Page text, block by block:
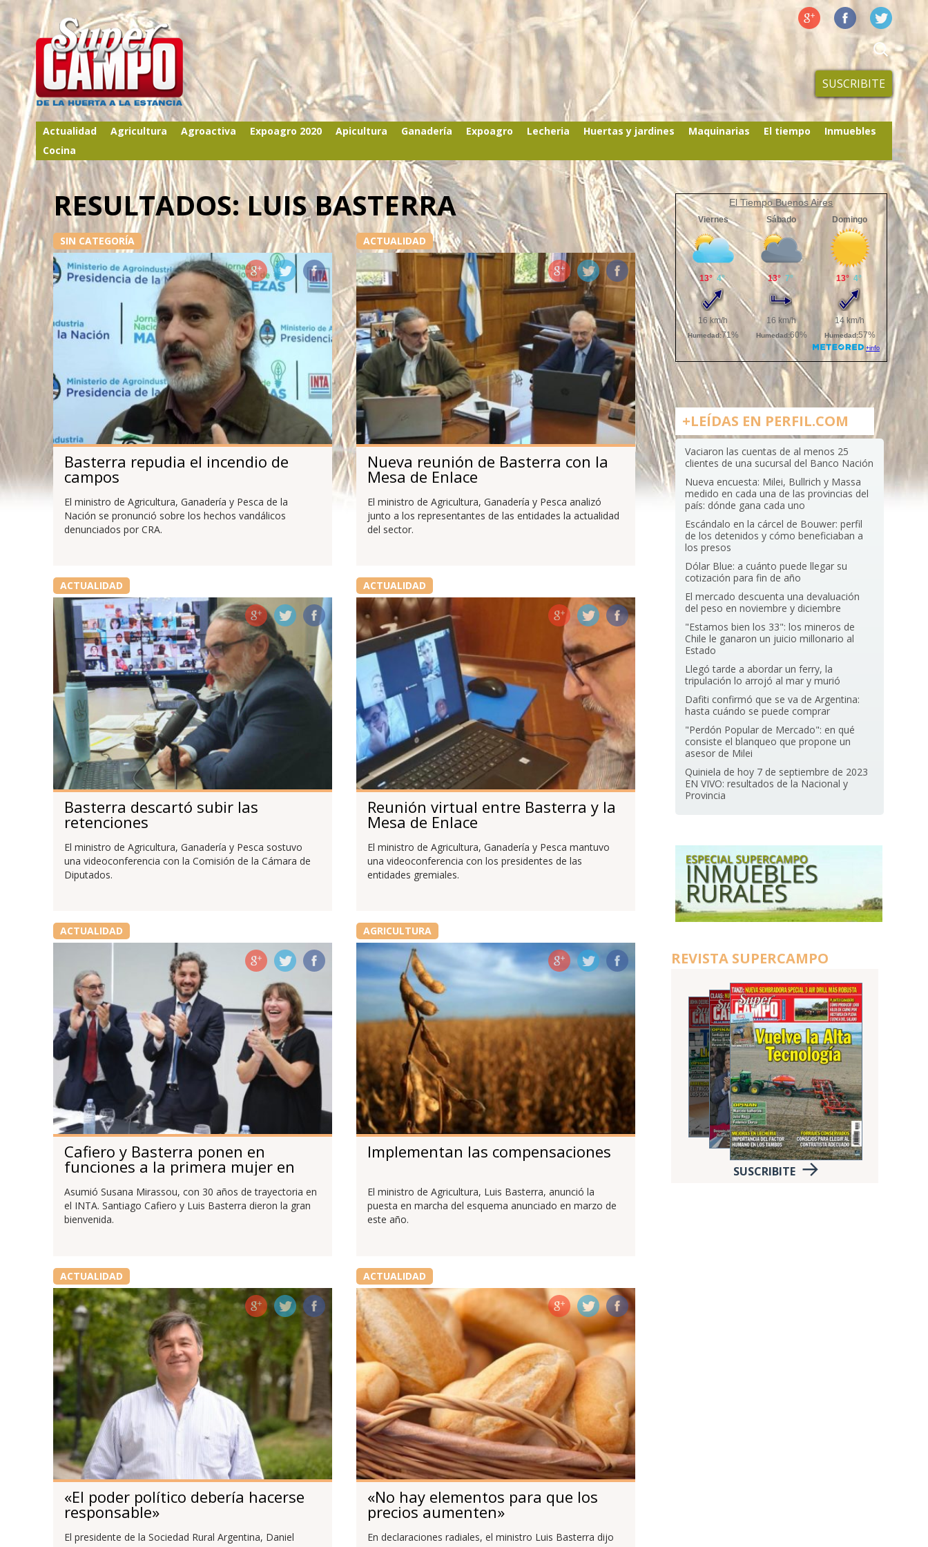
SUSCRIBITE
Actualidad Agricultura Agroactiva Expoagro 2020 Apicultura Ganadería Expoagro Lecheria Huertas y jardines Maquinarias El tiempo
Inmuebles
Cocina
RESULTADOS: LUIS BASTERRA
SIN CATEGORÍA
Basterra repudia el incendio de
campos
El ministro de Agricultura, Ganadería y Pesca de la
Nación se pronunció sobre los hechos vandálicos
denunciados por CRA.
ACTUALIDAD
Nueva reunión de Basterra con la
Mesa de Enlace
El ministro de Agricultura, Ganadería y Pesca analizó
junto a los representantes de las entidades la actualidad
del sector.
ACTUALIDAD
Basterra descartó subir las
retenciones
El ministro de Agricultura, Ganadería y Pesca sostuvo
una videoconferencia con la Comisión de la Cámara de
Diputados.
ACTUALIDAD
Reunión virtual entre Basterra y la
Mesa de Enlace
El ministro de Agricultura, Ganadería y Pesca mantuvo
una videoconferencia con los presidentes de las
entidades gremiales.
ACTUALIDAD
Cafiero y Basterra ponen en
funciones a la primera mujer en
presidir el INTA
Asumió Susana Mirassou, con 30 años de trayectoria en
el INTA. Santiago Cafiero y Luis Basterra dieron la gran
bienvenida.
AGRICULTURA
Implementan las compensaciones
El ministro de Agricultura, Luis Basterra, anunció la
puesta en marcha del esquema anunciado en marzo de
este año.
ACTUALIDAD
«El poder político debería hacerse
responsable»
El presidente de la Sociedad Rural Argentina, Daniel
ACTUALIDAD
«No hay elementos para que los
precios aumenten»
En declaraciones radiales, el ministro Luis Basterra dijo
El Tiempo Buenos Aires
+LEÍDAS EN PERFIL.COM
Vaciaron las cuentas de al menos 25
clientes de una sucursal del Banco Nación
Nueva encuesta: Milei, Bullrich y Massa
medido en cada una de las provincias del
país: dónde gana cada uno
Escándalo en la cárcel de Bouwer: perfil
de los detenidos y cómo beneficiaban a
los presos
Dólar Blue: a cuánto puede llegar su
cotización para fin de año
El mercado descuenta una devaluación
del peso en noviembre y diciembre
"Estamos bien los 33": los mineros de
Chile le ganaron un juicio millonario al
Estado
Llegó tarde a abordar un ferry, la
tripulación lo arrojó al mar y murió
Dafiti confirmó que se va de Argentina:
hasta cuándo se puede comprar
"Perdón Popular de Mercado": en qué
consiste el blanqueo que propone un
asesor de Milei
Quiniela de hoy 7 de septiembre de 2023
EN VIVO: resultados de la Nacional y
Provincia
REVISTA SUPERCAMPO
SUSCRIBITE